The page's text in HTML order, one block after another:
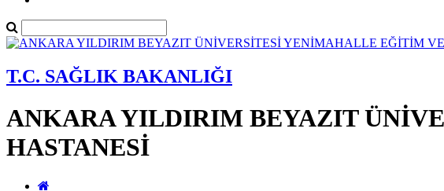
T.C. SAĞLIK BAKANLIĞI
ANKARA YILDIRIM BEYAZIT
HASTANESİ